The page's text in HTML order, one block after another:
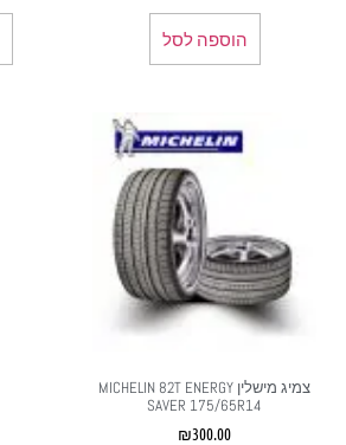
הוספה לסל
צמיג מישלין MICHELIN 82T ENERGY
SAVER 175/65R14
₪300.00